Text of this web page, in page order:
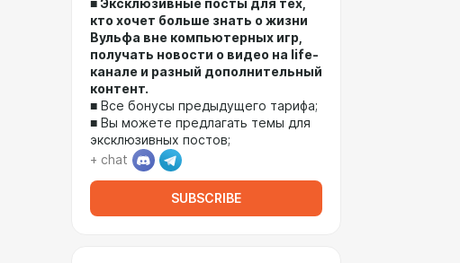
■ Эксклюзивные посты для тех,
кто хочет больше знать о жизни
Вульфа вне компьютерных игр,
получать новости о видео на life-
канале и разный дополнительный
контент.
■ Все бонусы предыдущего тарифа;
■ Вы можете предлагать темы для
эксклюзивных постов;
+ chat
SUBSCRIBE